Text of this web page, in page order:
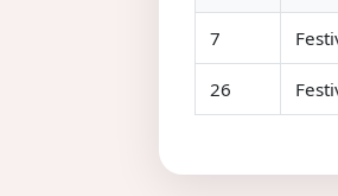
7
26